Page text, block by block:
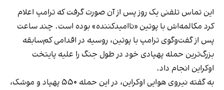
این تماس تلفنی یک روز پس از آن صورت گرفت که ترامپ اعلام
کرد مکالمه‌اش با پوتین «ناامیدکننده» بوده است. چند ساعت
پس از گفت‌وگوی ترامپ با پوتین، روسیه در اقدامی کم‌سابقه
بزرگ‌ترین حمله پهپادی خود در طول جنگ را علیه پایتخت
اوکراین انجام داد.
به گفته نیروی هوایی اوکراین، در این حمله ۵۵۰ پهپاد و موشک،